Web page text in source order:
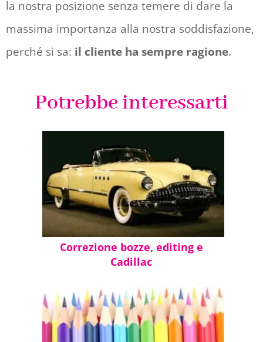
la nostra posizione senza temere di dare la
massima importanza alla nostra soddisfazione,
perché si sa: il cliente ha sempre ragione.
Potrebbe interessarti
Correzione bozze, editing e
Cadillac